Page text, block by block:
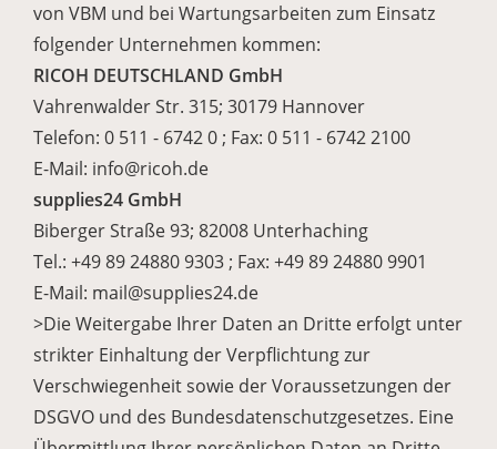
von VBM und bei Wartungsarbeiten zum Einsatz
folgender Unternehmen kommen:
RICOH DEUTSCHLAND GmbH
Vahrenwalder Str. 315; 30179 Hannover
Telefon: 0 511 - 6742 0 ; Fax: 0 511 - 6742 2100
E-Mail: info@ricoh.de
supplies24 GmbH
Biberger Straße 93; 82008 Unterhaching
Tel.: +49 89 24880 9303 ; Fax: +49 89 24880 9901
E-Mail: mail@supplies24.de
>Die Weitergabe Ihrer Daten an Dritte erfolgt unter
strikter Einhaltung der Verpflichtung zur
Verschwiegenheit sowie der Voraussetzungen der
DSGVO und des Bundesdatenschutzgesetzes. Eine